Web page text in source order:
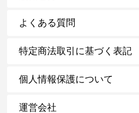
よくある質問
特定商法取引に基づく表記
個人情報保護について
運営会社